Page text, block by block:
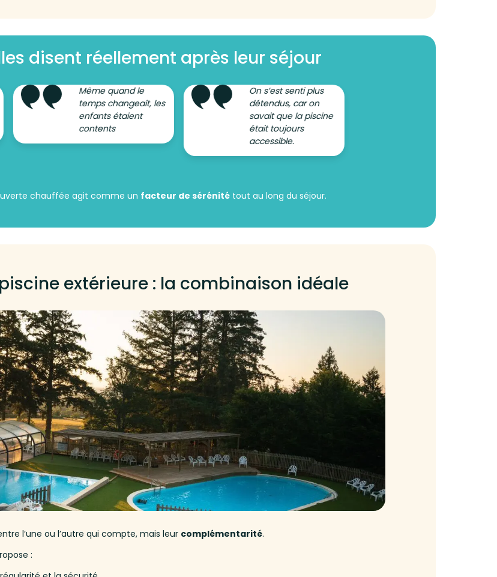
disent réellement après leur séjour
Même quand le
temps changeait, les
enfants étaient
contents
On s’est senti plus
détendus, car on
savait que la piscine
était toujours
accessible.
chauffée agit comme un facteur de sérénitétout au long du séjour.
extérieure : la combinaison idéale
l’une ou l’autre qui compte, mais leur complémentarité.
: